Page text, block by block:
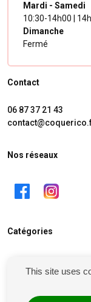
Mardi - Samedi
10:30-14h00 |
Dimanche
Fermé
Contact
06 87 37 21 43
Nos réseaux
Catégories
Mon compte
This site uses